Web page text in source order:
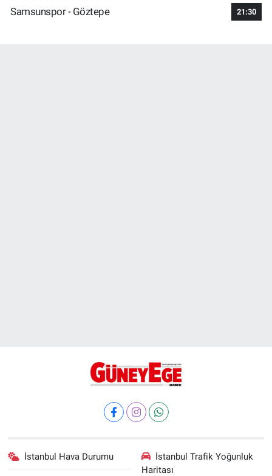
Samsunspor - Göztepe
21:30
İstanbul Hava Durumu
İstanbul Trafik Yoğunluk
Haritası